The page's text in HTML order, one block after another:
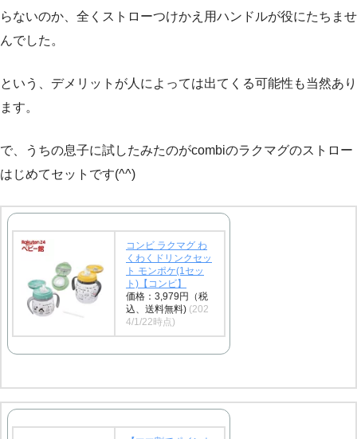
らないのか、全くストローつけかえ用ハンドルが役にたちませ
んでした。
という、デメリットが人によっては出てくる可能性も当然あり
ます。
で、うちの息子に試したみたのがcombiのラクマグのストロー
はじめてセットです(^^)
コンビ ラクマグ わ
くわくドリンクセッ
ト モンポケ(1セッ
ト)【コンビ】
価格：3,979円（税
込、送料無料) (202
4/1/22時点)